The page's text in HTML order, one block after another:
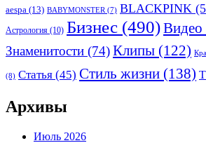
aespa (13) BABYMONSTER (7) BLACKPINK
Астрология (10) Бизнес (490)Видео
Знаменитости (74)Клипы (122)
(8) Статья (45) Стиль жизни (138)
Архивы
Июль 2026